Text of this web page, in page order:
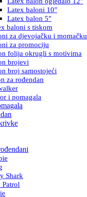
Latex baloni 10″
Latex balon 5″
baloni s tiskom
za djevojačku i momačku
za promociju
folija okrugli s motivima
brojevi
broj samostojeći
za rođendan
i pomagala
Shark
Patrol